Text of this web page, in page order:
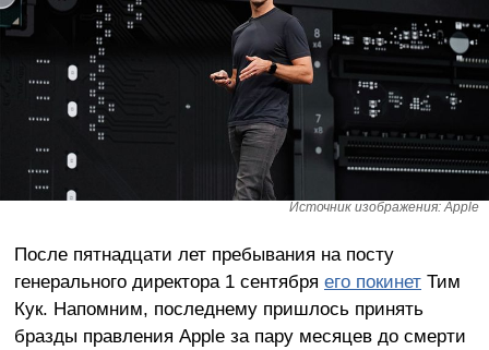
Источник изображения: Apple
После пятнадцати лет пребывания на посту
генерального директора 1 сентября его покинетТим
Кук. Напомним, последнему пришлось принять
бразды правления Apple за пару месяцев до смерти